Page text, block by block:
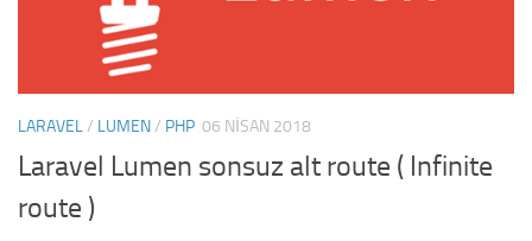
LARAVEL/ LUMEN/ PHP 06 NISAN 2018
Laravel Lumen sonsuz alt route ( Infinite
route )